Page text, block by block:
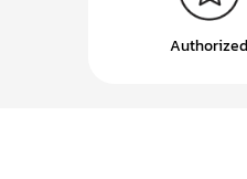
Authorized